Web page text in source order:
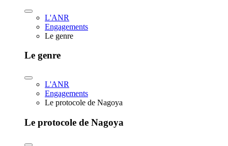
L'ANR
Engagements
Le genre
Le genre
L'ANR
Engagements
Le protocole de Nagoya
Le protocole de Nagoya